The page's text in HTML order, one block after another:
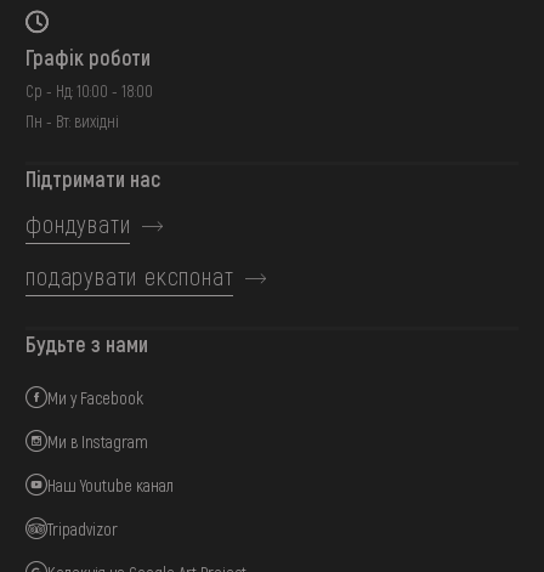
Графік роботи
Ср - Нд: 10:00 - 18:00
Пн - Вт: вихідні
Підтримати нас
фондувати
подарувати експонат
Будьте з нами
Ми у Facebook
Ми в Instagram
Наш Youtube канал
Tripadvizor